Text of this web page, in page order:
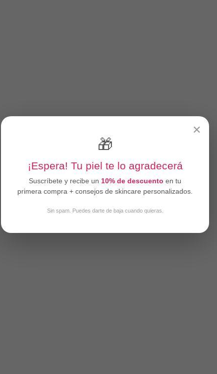
✕
🎁
¡Espera! Tu piel te lo agradecerá
Suscríbete y recibe un 10% de descuento en tu
primera compra + consejos de skincare personalizados.
Sin spam. Puedes darte de baja cuando quieras.